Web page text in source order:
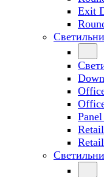
Exit